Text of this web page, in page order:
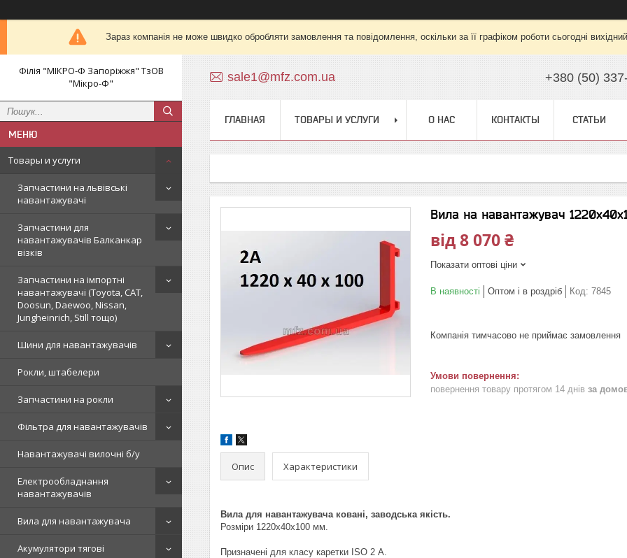
Зараз компанія не може швидко обробляти замовлення та повідомлення, оскільки за її графіком роботи сьогодні
Філія "МІКРО-Ф Запоріжжя" ТзОВ
"Мікро-Ф"
Товары и услуги
Запчастини на львівські
навантажувачі
Запчастини для
навантажувачів Балканкар
візків
Запчастини на імпортні
навантажувачі (Toyota, CAT,
Doosun, Daewoo, Nissan,
Jungheinrich, Still тощо)
Шини для навантажувачів
Рокли, штабелери
Запчастини на рокли
Фільтра для навантажувачів
Навантажувачі вилочні б/у
Електрообладнання
навантажувачів
Вила для навантажувача
Акумулятори тягові
sale1@mfz.com.ua +380 (50)
ГЛАВНАЯ ТОВАРЫ И УСЛУГИ О НАС КОНТАКТЫ СТАТЬИ
Вила на навантажувач
від8 070 ₴
Показати оптові ціни
В наявності Оптом і в роздріб Код: 7845
Компанія тимчасово не приймає замовлення
повернення товару протягом 14 днів за
Опис Характеристики
Вила для навантажувача ковані, заводська якість.
Розміри 1220х40х100 мм.
Призначені для класу каретки ISO 2 А.